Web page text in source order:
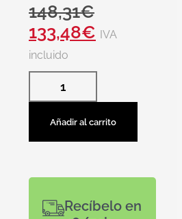
148,31€
133,48€ IVA
incluido
Añadir al carrito
Recíbelo en